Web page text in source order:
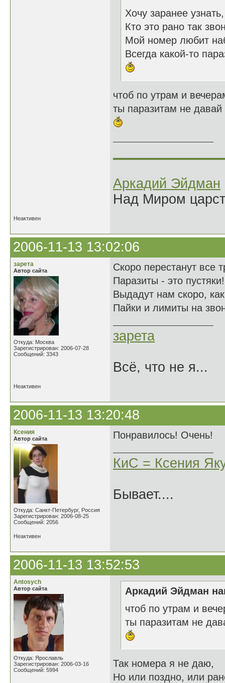
Хочу заранее узнать,
Кто это рано так
Мой номер любит
Всегда какой-то
чтоб по утрам и
ты паразитам не
Аркадий Эйдман
Над Миром
Неактивен
2006-11-13 13:02:06
зарета
Автор сайта
Откуда: Москва
Зарегистрирован: 2006-07-28
Сообщений: 3343
Скоро перестанут все
Паразиты - это пустяки!
Выдадут нам скоро,
Пайки и лимиты на
зарета
Всё, что не я...
Неактивен
2006-11-13 13:20:48
Ксения
Автор сайта
Откуда: Санкт-Петербург, Россия
Зарегистрирован: 2006-08-25
Сообщений: 2056
Понравилось! Очень!
КиС = Ксения
Бывает....
Неактивен
2006-11-13 13:52:53
Antosych
Автор сайта
Откуда: Ярославль
Зарегистрирован: 2006-03-16
Сообщений: 5994
Аркадий Эйдман
чтоб по утрам и
ты паразитам не
Так номера я не даю,
Но или поздно, или